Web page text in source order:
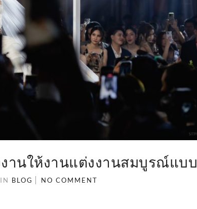
านให้งานแต่งงานสมบูรณ์แบบ
IN BLOG NO COMMENT